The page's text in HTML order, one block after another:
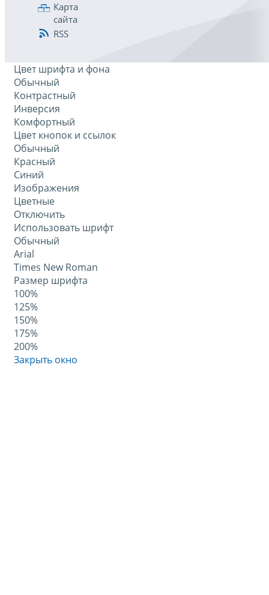
Карта
сайта
RSS
Цвет шрифта и фона
Обычный
Контрастный
Инверсия
Комфортный
Цвет кнопок и ссылок
Обычный
Красный
Синий
Изображения
Цветные
Отключить
Использовать шрифт
Обычный
Arial
Times New Roman
Размер шрифта
100%
125%
150%
175%
200%
Закрыть окно